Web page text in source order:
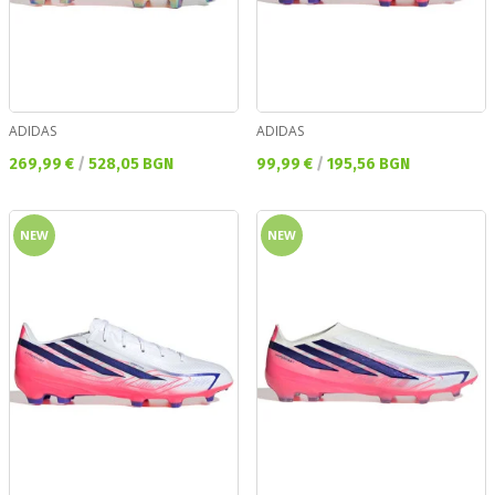
ADIDAS
Текуща цена:
269,99 € / 528,05 BGN
ADIDAS
Текуща цена:
99,99 € / 195,56 BGN
NEW NEW